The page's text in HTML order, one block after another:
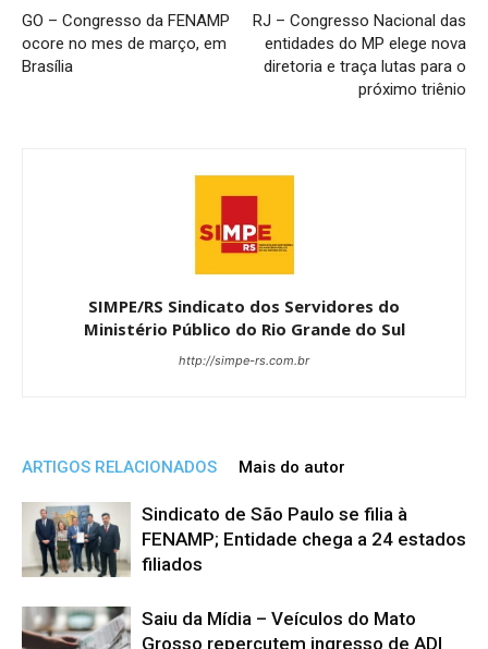
GO – Congresso da FENAMP
ocore no mes de março, em
Brasília
RJ – Congresso Nacional das
entidades do MP elege nova
diretoria e traça lutas para o
próximo triênio
SIMPE/RS Sindicato dos Servidores do
Ministério Público do Rio Grande do Sul
http://simpe-rs.com.br
ARTIGOS RELACIONADOS Mais do autor
Sindicato de São Paulo se filia à
FENAMP; Entidade chega a 24 estados
filiados
Saiu da Mídia – Veículos do Mato
Grosso repercutem ingresso de ADI